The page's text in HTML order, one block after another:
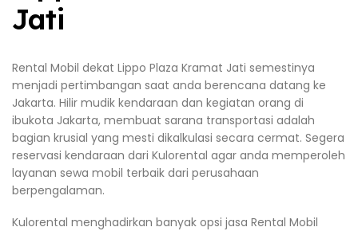
Jati
Rental Mobil dekat Lippo Plaza Kramat Jati semestinya
menjadi pertimbangan saat anda berencana datang ke
Jakarta. Hilir mudik kendaraan dan kegiatan orang di
ibukota Jakarta, membuat sarana transportasi adalah
bagian krusial yang mesti dikalkulasi secara cermat. Segera
reservasi kendaraan dari Kulorental agar anda memperoleh
layanan sewa mobil terbaik dari perusahaan
berpengalaman.
Kulorental menghadirkan banyak opsi jasa Rental Mobil